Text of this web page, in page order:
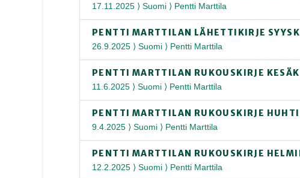
17.11.2025 ⟩ Suomi ⟩ Pentti Marttila
PENTTI MARTTILAN LÄHETTIKIRJE
26.9.2025 ⟩ Suomi ⟩ Pentti Marttila
PENTTI MARTTILAN RUKOUSKIRJE
11.6.2025 ⟩ Suomi ⟩ Pentti Marttila
PENTTI MARTTILAN RUKOUSKIRJE
9.4.2025 ⟩ Suomi ⟩ Pentti Marttila
PENTTI MARTTILAN RUKOUSKIRJE
12.2.2025 ⟩ Suomi ⟩ Pentti Marttila